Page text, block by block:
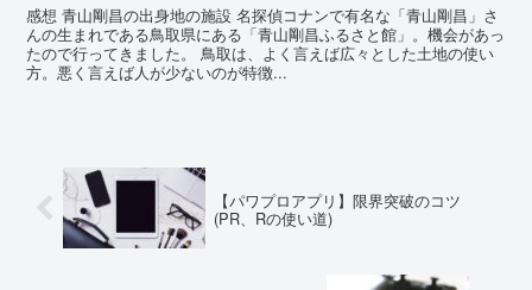
感想 青山剛昌の出身地の施設 名探偵コナンで有名な「青山剛昌」さ
んの生まれである鳥取県にある「青山剛昌ふるさと館」。機会があっ
たので行ってきました。 鳥取は、よく言えば広々とした土地の使い
方。悪く言えば人が少ないのが特徴...
【パワプロアプリ】限界突破のコツ
(PR、Rの使い道)